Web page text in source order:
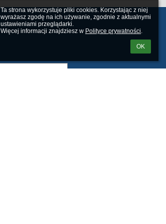
Ta strona wykorzystuje pliki cookies. Korzystając z niej
wyrażasz zgodę na ich używanie, zgodnie z aktualnymi
ustawieniami przeglądarki.
Więcej informacji znajdziesz w Polityce prywatności.
OK